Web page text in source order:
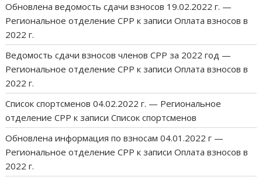
Обновлена ведомость сдачи взносов 19.02.2022 г. —
Региональное отделение СРР к записиОплата взносов в
2022 г.
Ведомость сдачи взносов членов СРР за 2022 год —
Региональное отделение СРР к записиОплата взносов в
2022 г.
Список спортсменов 04.02.2022 г. — Региональное
отделение СРР к записиСписок спортсменов
Обновлена информация по взносам 04.01.2022 г —
Региональное отделение СРР к записиОплата взносов в
2022 г.